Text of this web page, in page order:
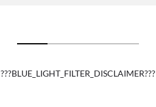
???BLUE_LIGHT_FILTER_DISCLAIMER???